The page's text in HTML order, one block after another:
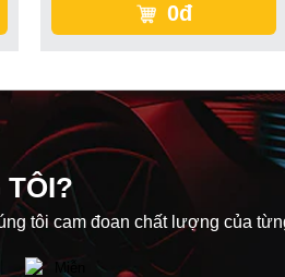
0đ
TÔI?
tôi cam đoan chất lượng của